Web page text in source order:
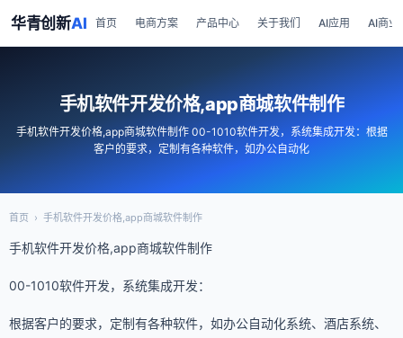
华青创新AI 首页 电商方案 产品中心 关于我们 AI应用 AI商业
手机软件开发价格,app商城软件制作
手机软件开发价格,app商城软件制作 00-1010软件开发，系统集成开发：根据
客户的要求，定制有各种软件，如办公自动化
首页 › 手机软件开发价格,app商城软件制作
手机软件开发价格,app商城软件制作
00-1010软件开发，系统集成开发：
根据客户的要求，定制有各种软件，如办公自动化系统、酒店系统、